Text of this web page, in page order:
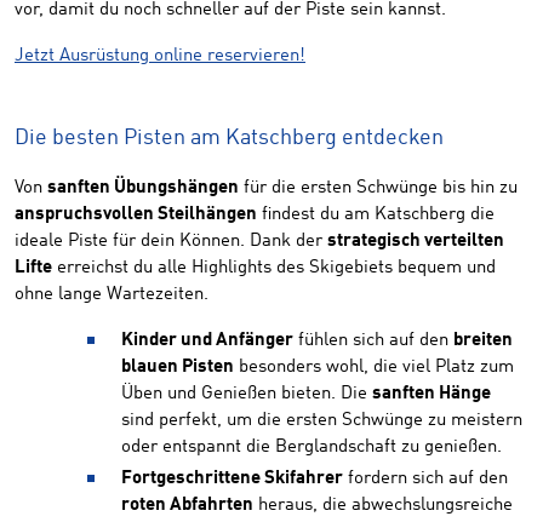
vor, damit du noch schneller auf der Piste sein kannst.
Jetzt Ausrüstung online reservieren!
Die besten Pisten am Katschberg entdecken
Von sanften Übungshängen für die ersten Schwünge bis hin zu
anspruchsvollen Steilhängen findest du am Katschberg die
ideale Piste für dein Können. Dank der strategisch verteilten
Lifte erreichst du alle Highlights des Skigebiets bequem und
ohne lange Wartezeiten.
Kinder und Anfänger fühlen sich auf den breiten
blauen Pisten besonders wohl, die viel Platz zum
Üben und Genießen bieten. Die sanften Hänge
sind perfekt, um die ersten Schwünge zu meistern
oder entspannt die Berglandschaft zu genießen.
Fortgeschrittene Skifahrer fordern sich auf den
roten Abfahrten heraus, die abwechslungsreiche